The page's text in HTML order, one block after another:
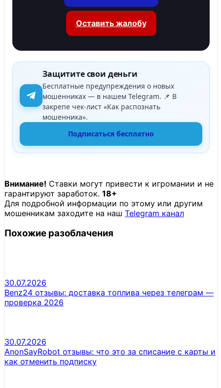
Оставить жалобу
Защитите свои деньги
Бесплатные предупреждения о новых
мошенниках — в нашем Telegram. 📌 В
закрепе чек-лист «Как распознать
мошенника».
Подписаться бесплатно
Внимание! Ставки могут привести к игромании и не
гарантируют заработок. 18+
Для подробной информации по этому или другим
мошенникам заходите на наш Telegram канал
Похожие разоблачения
30.07.2026
Benz24 отзывы: доставка топлива через телеграм —
проверка 2026
30.07.2026
AnonSayRobot отзывы: что это за списание с карты и
как отменить подписку